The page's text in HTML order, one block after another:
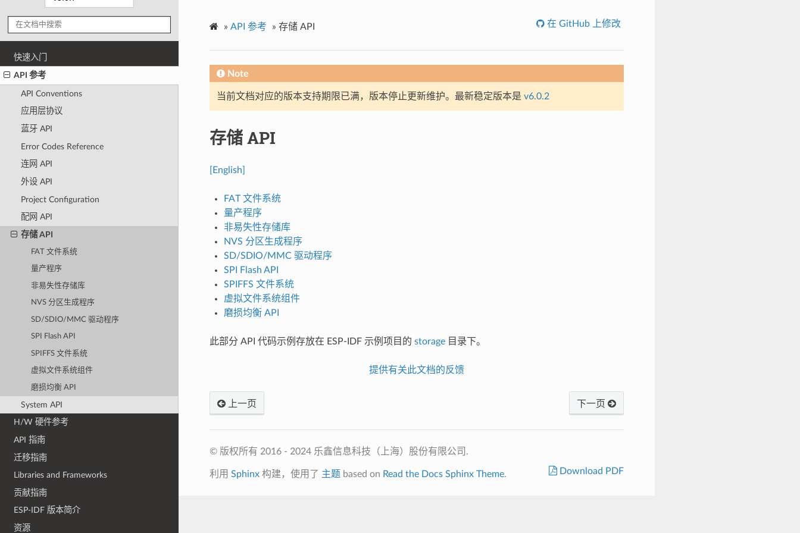
快速入门
API 参考
API Conventions
应用层协议
蓝牙 API
Error Codes Reference
连网 API
外设 API
Project Configuration
配网 API
存储 API
FAT 文件系统
量产程序
非易失性存储库
NVS 分区生成程序
SD/SDIO/MMC 驱动程序
SPI Flash API
SPIFFS 文件系统
虚拟文件系统组件
磨损均衡 API
System API
H/W 硬件参考
API 指南
迁移指南
Libraries and Frameworks
贡献指南
ESP-IDF 版本简介
资源
» API 参考 » 存储 API 在 GitHub 上修改
Note
当前文档对应的版本支持期限已满，版本停止更新维护。最新稳定版本是 v6.0.2
存储 API
[English]
FAT 文件系统
量产程序
非易失性存储库
NVS 分区生成程序
SD/SDIO/MMC 驱动程序
SPI Flash API
SPIFFS 文件系统
虚拟文件系统组件
磨损均衡 API
此部分 API 代码示例存放在 ESP-IDF 示例项目的 storage目录下。
提供有关此文档的反馈
上一页 下一页
© 版权所有 2016 - 2024 乐鑫信息科技（上海）股份有限公司.
利用 Sphinx构建，使用了 主题 based on Read the Docs Sphinx Theme. Download PDF